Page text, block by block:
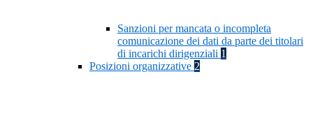
Sanzioni per mancata o incompleta
comunicazione dei dati da parte dei titolari
di incarichi dirigenziali 1
Posizioni organizzative 2